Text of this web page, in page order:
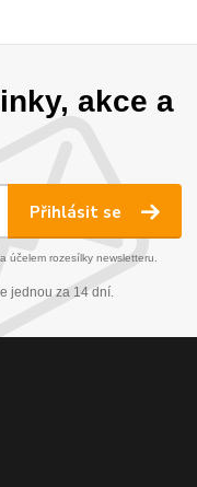
akce a
Přihlásit se
účelem rozesílky newsletteru.
jednou za 14 dní.